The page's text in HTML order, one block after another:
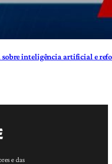
inteligência artificial e
e das